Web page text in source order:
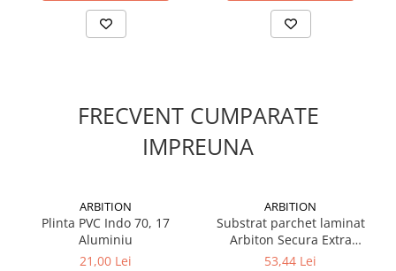
Placi gips carton
Accesorii tencuieli
Silicon, spume si adezivi de montaj
Adezivi montaj
FRECVENT CUMPARATE
IMPREUNA
ARBITION
Plinta PVC Indo 70, 17
Aluminiu
21,00 Lei
ARBITION
Substrat parchet laminat
Arbiton Secura Extra
AquaStop Smart 3 in 1,
53,44 Lei